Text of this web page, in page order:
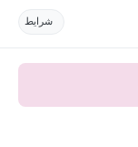
شرایط